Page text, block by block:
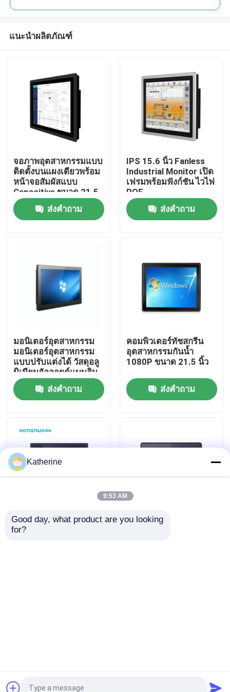
บ้าน
ผลิตภัณฑ์
ทัวร์โรงงาน
ติดต่อเรา
Shopping Online
ป้ายดิจิตอลติดผนัง
หน้าจอสัมผัสกระจกอัจฉริยะ
แนะนำผลิตภัณฑ์
จอภาพอุตสาหกรรมแบบ
ติดตั้งบนแผงเดียวพร้อม
หน้าจอสัมผัสแบบ
Capacitive ขนาด 21.5
นิ้ว
ส่งคำถาม
IPS 15.6 นิ้ว Fanless
Industrial Monitor เปิด
เฟรมพร้อมฟังก์ชัน ไวไฟ
POE
ส่งคำถาม
มอนิเตอร์อุตสาหกรรม
มอนิเตอร์อุตสาหกรรม
แบบปรับแต่งได้ วัสดุอลู
มิเนียมอัลลอยด์แบบอิน
เตอร์แอคทีฟ
ส่งคำถาม
คอมพิวเตอร์ทัชสกรีน
อุตสาหกรรมกันน้ำ
1080P ขนาด 21.5 นิ้ว
ส่งคำถาม
จอภาพอุตสาหกรรม
ขนาด 10.4 นิ้ว, 300
10.4 นิ้ว All In One
Zhuanxian Technology Co., Ltd. All Rights
Katherine
9:53 AM
Good day, what product are you looking
for?